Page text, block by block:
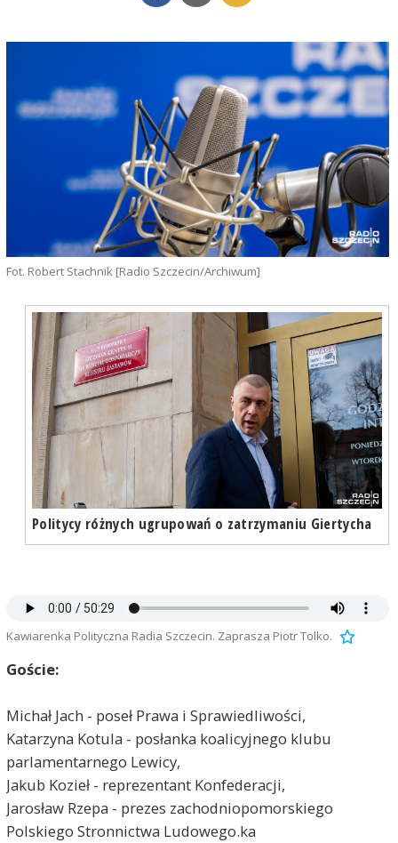
Fot. Robert Stachnik [Radio Szczecin/Archiwum]
Politycy różnych ugrupowań o zatrzymaniu Giertycha
Kawiarenka Polityczna Radia Szczecin. Zaprasza Piotr Tolko.
Goście:
Michał Jach - poseł Prawa i Sprawiedliwości,
Katarzyna Kotula - posłanka koalicyjnego klubu
parlamentarnego Lewicy,
Jakub Kozieł - reprezentant Konfederacji,
Jarosław Rzepa - prezes zachodniopomorskiego
Polskiego Stronnictwa Ludowego.ka